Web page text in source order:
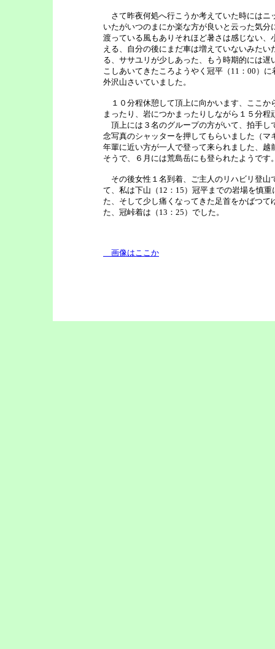
さて昨夜何処へ行こうか考えていた時にはニ
いたがいつのまにか楽な方が良いと云った気
渡っている風もありそれほど暑さは感じない
える、自分の後にまだ車は増えていないみた
る、ササユリが少しあった、もう時期的には
こしあいてきたころようやく冠平（11：00）
外沢山さいていました。
１０分程休憩して頂上に向かいます、ここか
まったり、岩につかまったりしながら１５分
頂上には３名のグループの方がいて、拍手し
念写真のシャッターを押してもらいました（
年輩に近い方が一人で登って来られました、
そうで、６月には荒島岳にも登られたようです
その後女性１名到着、ご主人のリハビリ登山
て、私は下山（12：15）冠平までの岩場を慎
た、そして少し痛くなってきた足首をかばつ
た、冠峠着は（13：25）でした。
画像はここか